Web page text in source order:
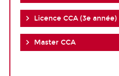
Licence CCA (3e année)
Master CCA